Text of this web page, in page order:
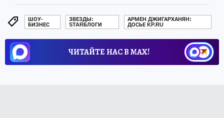
ШОУ-
БИЗНЕС
ЗВЕЗДЫ:
STARБЛОГИ
АРМЕН ДЖИГАРХАНЯН:
ДОСЬЕ KP.RU
ЧИТАЙТЕ НАС В МАХ!